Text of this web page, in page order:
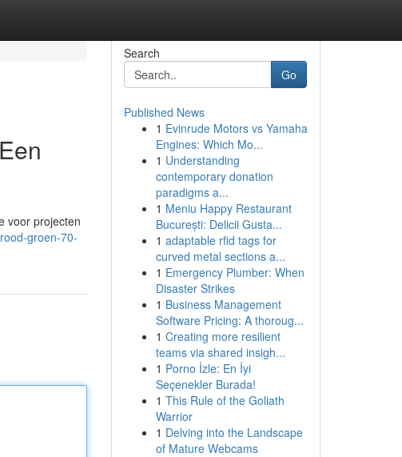
voor projecten
groen-70-
Search
Go
Published News
1 Evinrude Motors vs Yamaha
Engines: Which Mo...
1 Understanding
contemporary donation
paradigms a...
1 Meniu Happy Restaurant
București: Delicii Gusta...
1 adaptable rfid tags for
curved metal sections a...
1 Emergency Plumber: When
Disaster Strikes
1 Business Management
Software Pricing: A thoroug...
1 Creating more resilient
teams via shared insigh...
1 Porno İzle: En İyi
Seçenekler Burada!
1 This Rule of the Goliath
Warrior
1 Delving into the Landscape
of Mature Webcams